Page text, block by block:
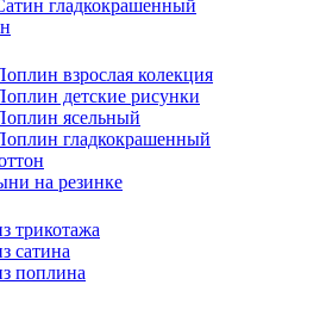
гладкокрашенный
взрослая колекция
детские рисунки
ясельный
гладкокрашенный
на резинке
трикотажа
сатина
поплина